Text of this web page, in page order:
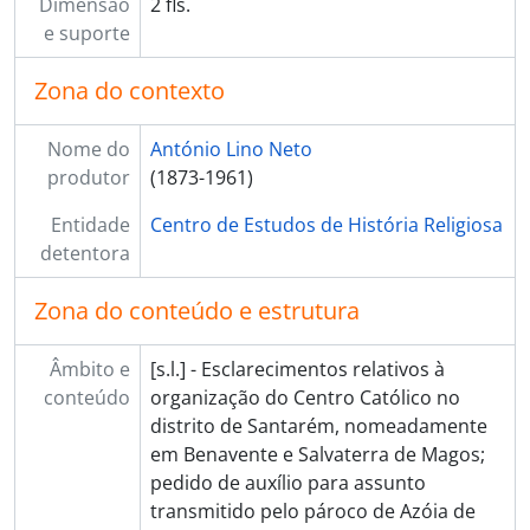
[Documento simples] 023 - Cartão de [Achille Locatelli], núncio apostólico de Portugal, para [António Lino Neto], 1920-01-20 - ?
[Documento simples] 024 - Carta de D. António [Barbosa do Leão], bispo do Porto, para António Lino Neto, 1920-01-23 - ?
[Documento simples] 025 - Carta de Francisco Veloso para António Lino Neto, 1920-01-27 - ?
[Documento simples] 026 - Carta de Laureano António Picão Sardinha para António Lino Neto, 1920-01-28 - ?
[Documento simples] 028 - Carta do padre Joaquim José da Silva para António Lino Neto, [1920]-01-31
[Documento simples] 031 - Carta de Alberto Dinis da Fonseca para António Lino Neto, 1920-02-05 - ?
[Documento simples] 032 - Carta de P. Téqui (livreiro-editor) para o director do jornal [«A União»], 1920-02-09 - ?
[Documento simples] 033 - Carta do padre Joaquim José da Silva para António Lino Neto, 1920-02-10 - ?
[Documento simples] 034 - Carta de António Martinho Júnior para António Lino Neto, 1920-02-11 - ?
[Documento simples] 035 - Carta do padre João Neves Correia para António Lino Neto, 1920-02-13 - ?
[Documento simples] 036 - Carta do padre José Ferreira de Lacerda para António Lino Neto, 1920-02-16 - ?
[Documento simples] 037 - Carta de D. António [Alves Ferreira dos Santos], bispo de Viseu, para António Lino Neto, 1920-02-17 - ?
[Documento simples] 038 - Carta de D. Manuel [Damasceno da Costa], bispo de Angra, para António Lino Neto, 1920-02-17 - ?
e suporte
Zona do contexto
Nome do
produtor
António Lino Neto
(1873-1961)
Entidade
detentora
Centro de Estudos de História Religiosa
Zona do conteúdo e estrutura
Âmbito e
conteúdo
[s.l.] - Esclarecimentos relativos à
organização do Centro Católico no
distrito de Santarém, nomeadamente
em Benavente e Salvaterra de Magos;
pedido de auxílio para assunto
transmitido pelo pároco de Azóia de